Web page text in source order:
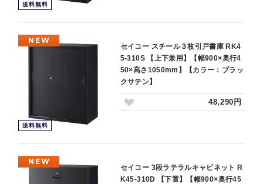
送料無料
NEW
送料無料
セイコー スチール３枚引戸書庫 RK4
5-310S 【上下兼用】【幅900×奥行4
50×高さ1050mm】【カラー：ブラッ
クサテン】
48,290円
NEW
セイコー 3段ラテラルキャビネット R
K45-310D 【下置】【幅900×奥行45